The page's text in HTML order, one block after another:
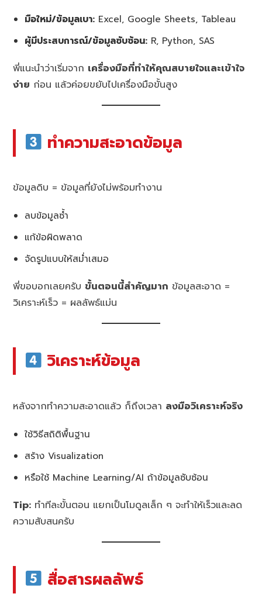
มือใหม่/ข้อมูลเบา: Excel, Google Sheets, Tableau
ผู้มีประสบการณ์/ข้อมูลซับซ้อน: R, Python, SAS
พี่แนะนำว่าเริ่มจาก เครื่องมือที่ทำให้คุณสบายใจและเข้าใจ
ง่าย ก่อน แล้วค่อยขยับไปเครื่องมือขั้นสูง
ทำความสะอาดข้อมูล
ข้อมูลดิบ = ข้อมูลที่ยังไม่พร้อมทำงาน
ลบข้อมูลซ้ำ
แก้ข้อผิดพลาด
จัดรูปแบบให้สม่ำเสมอ
พี่ขอบอกเลยครับ ขั้นตอนนี้สำคัญมาก ข้อมูลสะอาด =
วิเคราะห์เร็ว = ผลลัพธ์แม่น
วิเคราะห์ข้อมูล
หลังจากทำความสะอาดแล้ว ก็ถึงเวลา ลงมือวิเคราะห์จริง
ใช้วิธีสถิติพื้นฐาน
สร้าง Visualization
หรือใช้ Machine Learning/AI ถ้าข้อมูลซับซ้อน
Tip: ทำทีละขั้นตอน แยกเป็นโมดูลเล็ก ๆ จะทำให้เร็วและลด
ความสับสนครับ
สื่อสารผลลัพธ์